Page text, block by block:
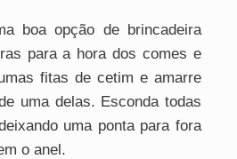
boa opção de brincadeira
para a hora dos comes e
fitas de cetim e amarre
uma delas. Esconda todas
uma ponta para fora
o anel.